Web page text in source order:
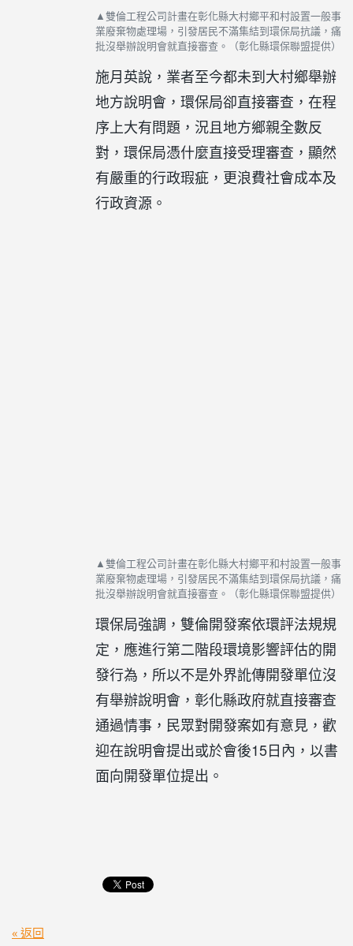
▲雙倫工程公司計畫在彰化縣大村鄉平和村設置一般事
業廢棄物處理場，引發居民不滿集結到環保局抗議，痛
批沒舉辦說明會就直接審查。（彰化縣環保聯盟提供）
施月英說，業者至今都未到大村鄉舉辦
地方說明會，環保局卻直接審查，在程
序上大有問題，況且地方鄉親全數反
對，環保局憑什麼直接受理審查，顯然
有嚴重的行政瑕疵，更浪費社會成本及
行政資源。
▲雙倫工程公司計畫在彰化縣大村鄉平和村設置一般事
業廢棄物處理場，引發居民不滿集結到環保局抗議，痛
批沒舉辦說明會就直接審查。（彰化縣環保聯盟提供）
環保局強調，雙倫開發案依環評法規規
定，應進行第二階段環境影響評估的開
發行為，所以不是外界訛傳開發單位沒
有舉辦說明會，彰化縣政府就直接審查
通過情事，民眾對開發案如有意見，歡
迎在說明會提出或於會後15日內，以書
面向開發單位提出。
« 返回